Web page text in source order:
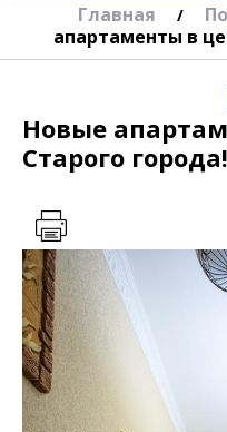
Главная /
апартаменты в
Новые
Старого города!